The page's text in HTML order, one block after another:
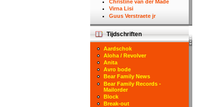
Christine van der Made
Virna Lisi
Guus Verstraete jr
Tijdschriften
Aardschok
Aloha / Revolver
Anita
Avro bode
Bear Family News
Bear Family Records -
Mailorder
Block
Break-out